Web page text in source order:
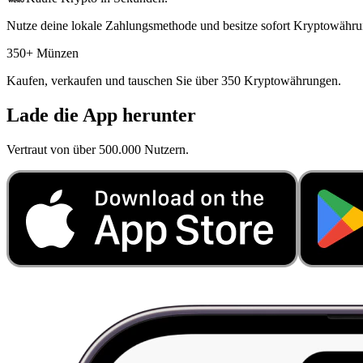
Nutze deine lokale Zahlungsmethode und besitze sofort
350+ Münzen
Kaufen, verkaufen und tauschen Sie über 350 Kryptowährungen.
Lade die App herunter
Vertraut von über 500.000 Nutzern.